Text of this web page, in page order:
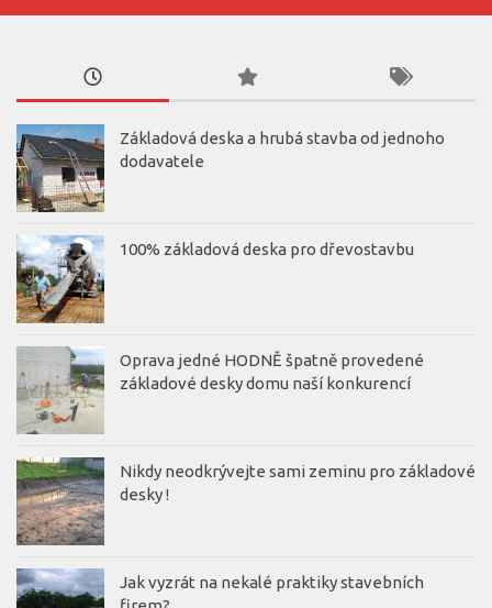
Základová deska a hrubá stavba od jednoho
dodavatele
100% základová deska pro dřevostavbu
Oprava jedné HODNĚ špatně provedené
základové desky domu naší konkurencí
Nikdy neodkrývejte sami zeminu pro základové
desky !
Jak vyzrát na nekalé praktiky stavebních